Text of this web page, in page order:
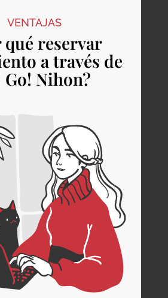
VENTAJAS
qué reservar
a través de
Go! Nihon?